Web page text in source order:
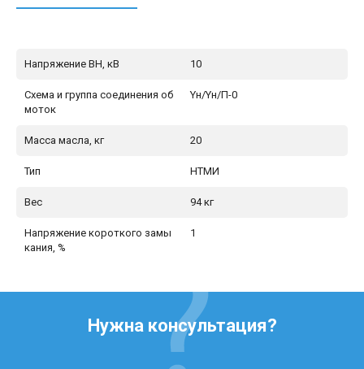
Напряжение ВН, кВ 10
Схема и группа соединения об
моток
Yн/Yн/П-0
Масса масла, кг 20
Тип НТМИ
Вес 94 кг
Напряжение короткого замы
кания, %
1
Нужна консультация?